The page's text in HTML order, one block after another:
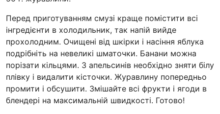
Перед приготуванням смузі краще помістити всі
інгредієнти в холодильник, так напій вийде
прохолодним. Очищені від шкірки і насіння яблука
подрібніть на невеликі шматочки. Банани можна
порізати кільцями. З апельсинів необхідно зняти білу
плівку і видалити кісточки. Журавлину попередньо
промити і обсушити. Змішайте всі фрукти і ягоди в
блендері на максимальній швидкості. Готово!